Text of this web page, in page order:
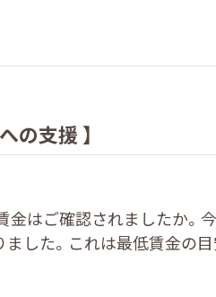
の支援 】
はご確認されましたか。
した。これは最低賃金の